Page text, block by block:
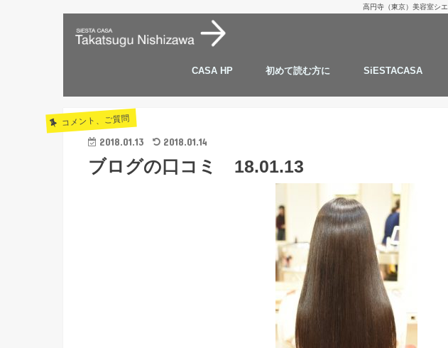
高円寺（東京）美容室シ
CASA HP 初めて読む方に SiESTACASA
お客様からのご質問
タカツグの１日
スタッフの髪型
仕事の流儀
にしざわ たかつぐ
コメント、ご質問
2018.01.13 2018.01.14
ブログの口コミ 18.01.13